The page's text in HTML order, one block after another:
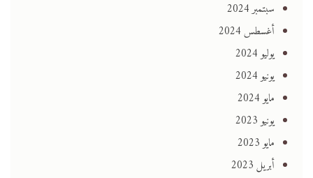
سبتمبر 2024
أغسطس 2024
يوليو 2024
يونيو 2024
مايو 2024
يونيو 2023
مايو 2023
أبريل 2023